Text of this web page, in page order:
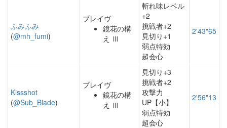
ふみふみ
(@mh_fumi)
ブレイヴ
鏡花の構
え Ⅲ
斬れ味レベル
+2
挑戦者+2
見切り+1
弱点特効
超会心
2'43"65
Kissshot
(@Sub_Blade)
ブレイヴ
鏡花の構
え Ⅲ
見切り+3
挑戦者+2
攻撃力
UP【小】
弱点特効
超会心
2'56"13